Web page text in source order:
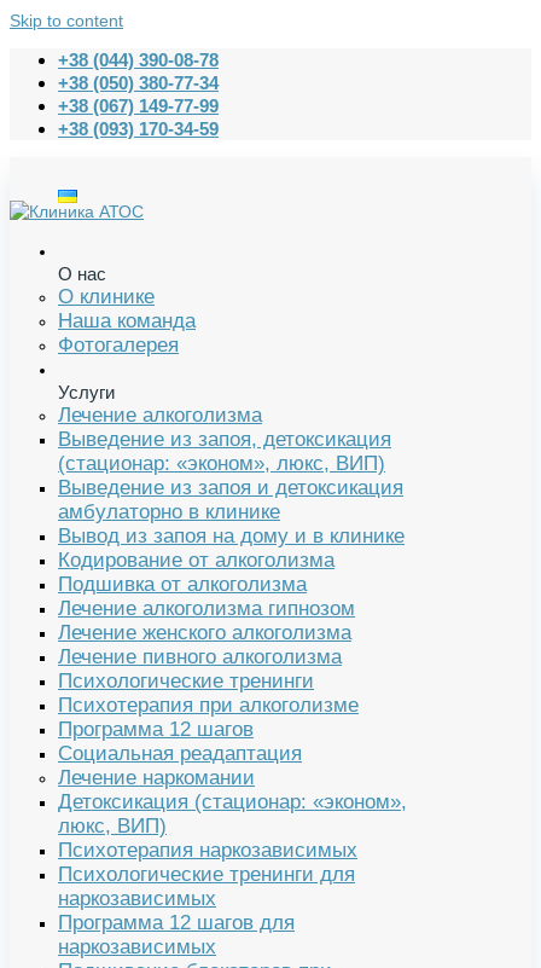
Skip to content
+38 (044) 390-08-78
+38 (050) 380-77-34
+38 (067) 149-77-99
+38 (093) 170-34-59
О нас
О клинике
Наша команда
Фотогалерея
Услуги
Лечение алкоголизма
Выведение из запоя, детоксикация
(стационар: «эконом», люкс, ВИП)
Выведение из запоя и детоксикация
амбулаторно в клинике
Вывод из запоя на дому и в клинике
Кодирование от алкоголизма
Подшивка от алкоголизма
Лечение алкоголизма гипнозом
Лечение женского алкоголизма
Лечение пивного алкоголизма
Психологические тренинги
Психотерапия при алкоголизме
Программа 12 шагов
Социальная реадаптация
Лечение наркомании
Детоксикация (стационар: «эконом»,
люкс, ВИП)
Психотерапия наркозависимых
Психологические тренинги для
наркозависимых
Программа 12 шагов для
наркозависимых